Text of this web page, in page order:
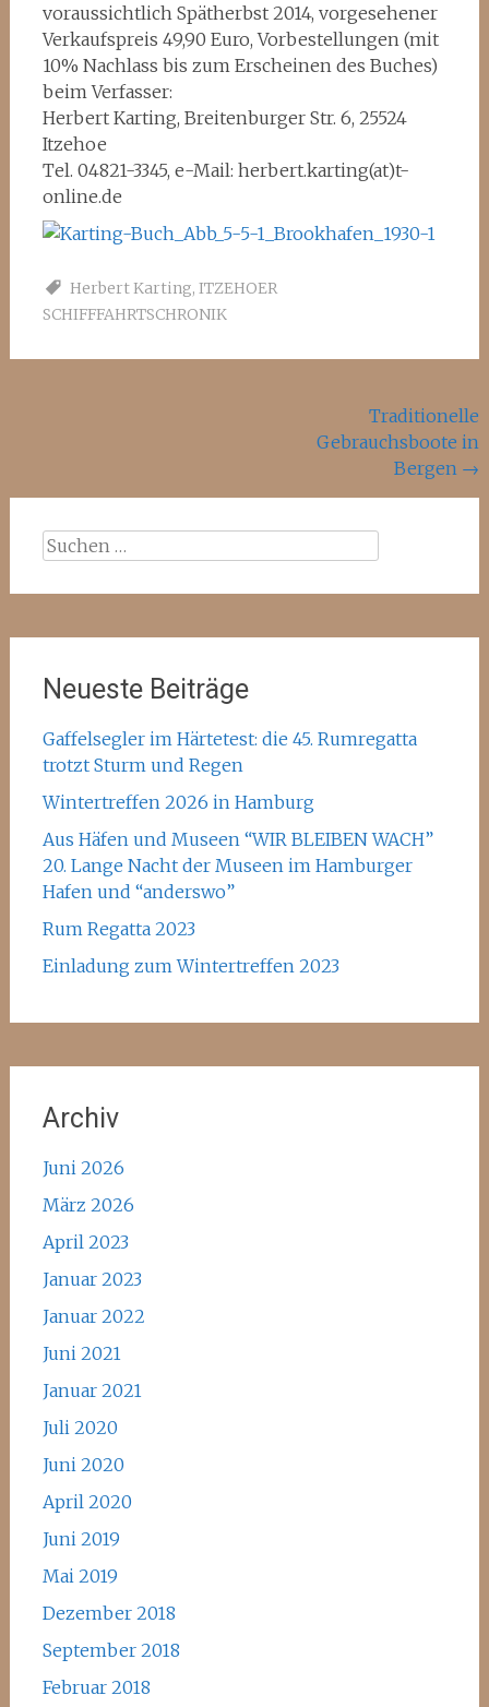
voraussichtlich Spätherbst 2014, vorgesehener
Verkaufspreis 49,90 Euro, Vorbestellungen (mit
10% Nachlass bis zum Erscheinen des Buches)
beim Verfasser:
Herbert Karting, Breitenburger Str. 6, 25524
Itzehoe
Tel. 04821-3345, e-Mail: herbert.karting(at)t-
online.de
Herbert Karting, ITZEHOER
SCHIFFFAHRTSCHRONIK
Traditionelle
Gebrauchsboote in
Bergen →
Suchen
Neueste Beiträge
Gaffelsegler im Härtetest: die 45. Rumregatta
trotzt Sturm und Regen
Wintertreffen 2026 in Hamburg
Aus Häfen und Museen “WIR BLEIBEN WACH”
20. Lange Nacht der Museen im Hamburger
Hafen und “anderswo”
Rum Regatta 2023
Einladung zum Wintertreffen 2023
Archiv
Juni 2026
März 2026
April 2023
Januar 2023
Januar 2022
Juni 2021
Januar 2021
Juli 2020
Juni 2020
April 2020
Juni 2019
Mai 2019
Dezember 2018
September 2018
Februar 2018